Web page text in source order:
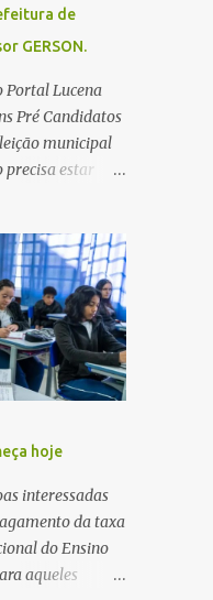
de
GERSON.
Portal Lucena
Pré Candidatos
municipal
estar
para manter
até
Alex Monteiro,
e Professor
de mais
no aguardo para
primeira
Gerson
Municipal
em Pedagogia
no Otto
Dornellas
nos contou
hoje
interessadas
da taxa
do Ensino
aqueles